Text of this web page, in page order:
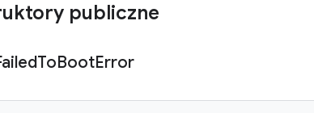
publiczne
ToBootError